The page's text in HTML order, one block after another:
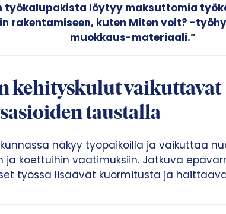
työkalupakista löytyy maksuttomia
rakentamiseen, kuten Miten voit? -
muokkaus-materiaali.”
kehityskulut vaikuttavat
taustalla
näkyy työpaikoilla ja vaikuttaa
ja koettuihin vaatimuksiin. Jatkuva
työssä lisäävät kuormitusta ja